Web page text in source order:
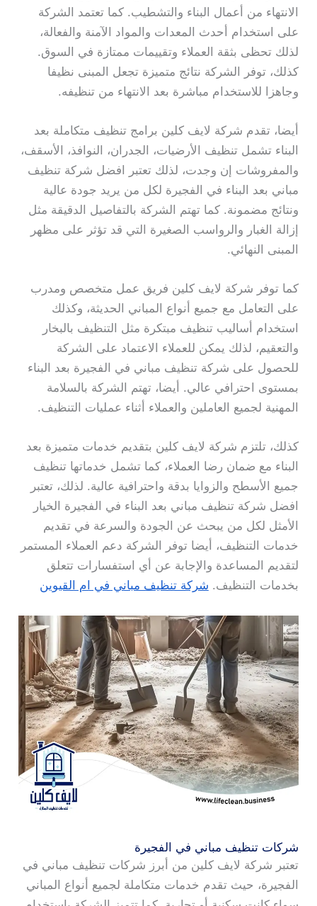
الانتهاء من أعمال البناء والتشطيب. كما تعتمد الشركة
على استخدام أحدث المعدات والمواد الآمنة والفعالة،
لذلك تحظى بثقة العملاء وتقييمات ممتازة في السوق.
كذلك، توفر الشركة نتائج متميزة تجعل المبنى نظيفا
وجاهزا للاستخدام مباشرة بعد الانتهاء من تنظيفه.
أيضا، تقدم شركة لايف كلين برامج تنظيف متكاملة بعد
البناء تشمل تنظيف الأرضيات، الجدران، النوافذ، الأسقف،
والمفروشات إن وجدت، لذلك تعتبر افضل شركة تنظيف
مباني بعد البناء في الفجيرة لكل من يريد جودة عالية
ونتائج مضمونة. كما تهتم الشركة بالتفاصيل الدقيقة مثل
إزالة الغبار والرواسب الصغيرة التي قد تؤثر على مظهر
المبنى النهائي.
كما توفر شركة لايف كلين فريق عمل متخصص ومدرب
على التعامل مع جميع أنواع المباني الحديثة، وكذلك
استخدام أساليب تنظيف مبتكرة مثل التنظيف بالبخار
والتعقيم، لذلك يمكن للعملاء الاعتماد على الشركة
للحصول على شركة تنظيف مباني في الفجيرة بعد البناء
بمستوى احترافي عالي. أيضا، تهتم الشركة بالسلامة
المهنية لجميع العاملين والعملاء أثناء عمليات التنظيف.
كذلك، تلتزم شركة لايف كلين بتقديم خدمات متميزة بعد
البناء مع ضمان رضا العملاء، كما تشمل خدماتها تنظيف
جميع الأسطح والزوايا بدقة واحترافية عالية. لذلك، تعتبر
افضل شركة تنظيف مباني بعد البناء في الفجيرة الخيار
الأمثل لكل من يبحث عن الجودة والسرعة في تقديم
خدمات التنظيف، أيضا توفر الشركة دعم العملاء المستمر
لتقديم المساعدة والإجابة عن أي استفسارات تتعلق
بخدمات التنظيف. شركة تنظيف مباني في ام القيوين
شركات تنظيف مباني في الفجيرة
تعتبر شركة لايف كلين من أبرز شركات تنظيف مباني في
الفجيرة، حيث تقدم خدمات متكاملة لجميع أنواع المباني